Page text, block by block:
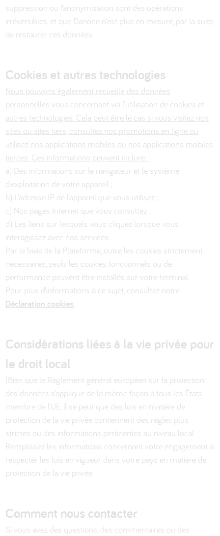
suppression ou l’anonymisation sont des opérations
irréversibles, et que Danone n’est plus en mesure, par la suite,
de restaurer ces données.
Cookies et autres technologies
Nous pouvons également recueillir des données
personnelles vous concernant via l’utilisation de cookies et
autres technologies. Cela peut être le cas si vous visitez nos
sites ou sites tiers, consultez nos promotions en ligne ou
utilisez nos applications mobiles ou nos applications mobiles
tierces. Ces informations peuvent inclure :
a) Des informations sur le navigateur et le système
d’exploitation de votre appareil ;
b) L’adresse IP de l’appareil que vous utilisez ;
c) Nos pages Internet que vous consultez ;
d) Les liens sur lesquels vous cliquez lorsque vous
interagissez avec nos services.
Par le biais de la Plateforme, outre les cookies strictement
nécessaires, seuls les cookies fonctionnels ou de
performance peuvent être installés sur votre terminal.
Pour plus d’informations à ce sujet, consultez notre
Déclaration cookies.
Considérations liées à la vie privée pour
le droit local
[Bien que le Règlement général européen sur la protection
des données s’applique de la même façon à tous les États
membre de l’UE, il se peut que des lois en matière de
protection de la vie privée contiennent des règles plus
strictes ou des informations pertinentes au niveau local.
Remplissez les informations concernant votre engagement à
respecter les lois en vigueur dans votre pays en matière de
protection de la vie privée.
Comment nous contacter
Si vous avez des questions, des commentaires ou des